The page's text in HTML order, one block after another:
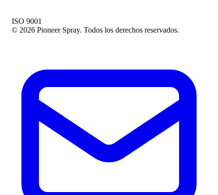
ISO 9001
© 2026 Pioneer Spray. Todos los derechos reservados.